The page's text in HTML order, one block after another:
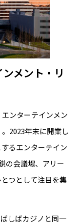
メント・リ
ンターテインメン
2023年末に開業し
るエンターテイン
の会議場、アリー
つとして注目を集
しばカジノと同一